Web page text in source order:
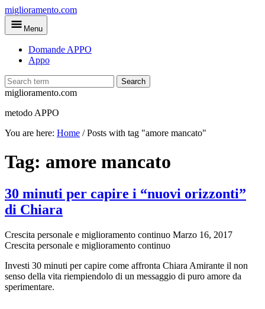
Skip
to
main
miglioramento.com
Menu
Domande APPO
Appo
Search
miglioramento.com
metodo APPO
You are here: Home /Posts with tag "amore mancato"
Tag: amore mancato
30 minuti per capire i “nuovi orizzonti”
di Chiara
Crescita personale e miglioramento continuo Marzo 16, 2017
Crescita personale e miglioramento continuo
Investi 30 minuti per capire come affronta Chiara Amirante il non
senso della vita riempiendolo di un messaggio di puro amore da
sperimentare.